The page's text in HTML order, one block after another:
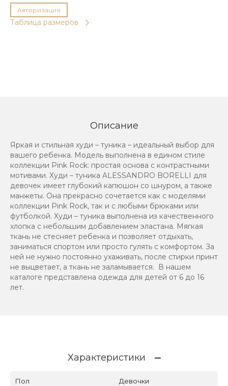
Авторизация
Таблица размеров
Описание
Яркая и стильная худи – туника – идеальный выбор для
вашего ребенка. Модель выполнена в едином стиле
коллекции Pink Rock: простая основа с контрастными
мотивами. Худи – туника ALESSANDRO BORELLI для
девочек имеет глубокий капюшон со шнуром, а также
манжеты. Она прекрасно сочетается как с моделями
коллекции Pink Rock, так и с любыми брюками или
футболкой. Худи – туника выполнена из качественного
хлопка с небольшим добавлением эластана. Мягкая
ткань не стесняет ребенка и позволяет отдыхать,
заниматься спортом или просто гулять с комфортом. За
ней не нужно постоянно ухаживать, после стирки принт
не выцветает, а ткань не заламывается. В нашем
каталоге представлена одежда для детей от 6 до 16
лет.
Характеристики
Пол Девочки